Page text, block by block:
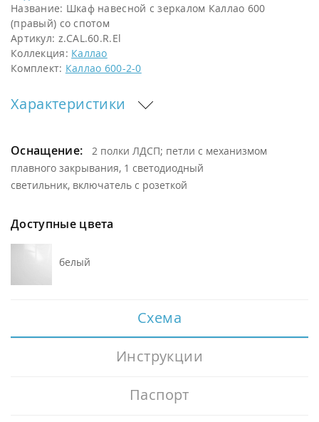
Название: Шкаф навесной с зеркалом Каллао 600
(правый) со спотом
Артикул: z.CAL.60.R.El
Коллекция: Каллао
Комплект: Каллао 600-2-0
Характеристики
Оснащение:2 полки ЛДСП; петли с механизмом
плавного закрывания, 1 светодиодный
светильник, включатель с розеткой
Доступные цвета
белый
Схема
Инструкции
Паспорт